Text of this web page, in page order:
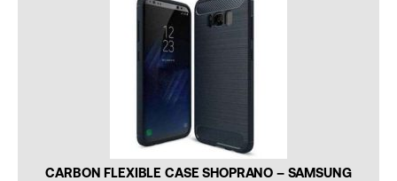
CARBON FLEXIBLE CASE SHOPRANO – SAMSUNG